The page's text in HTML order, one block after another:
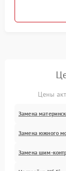
Цены
Замена
Замена южного
Замена шим-